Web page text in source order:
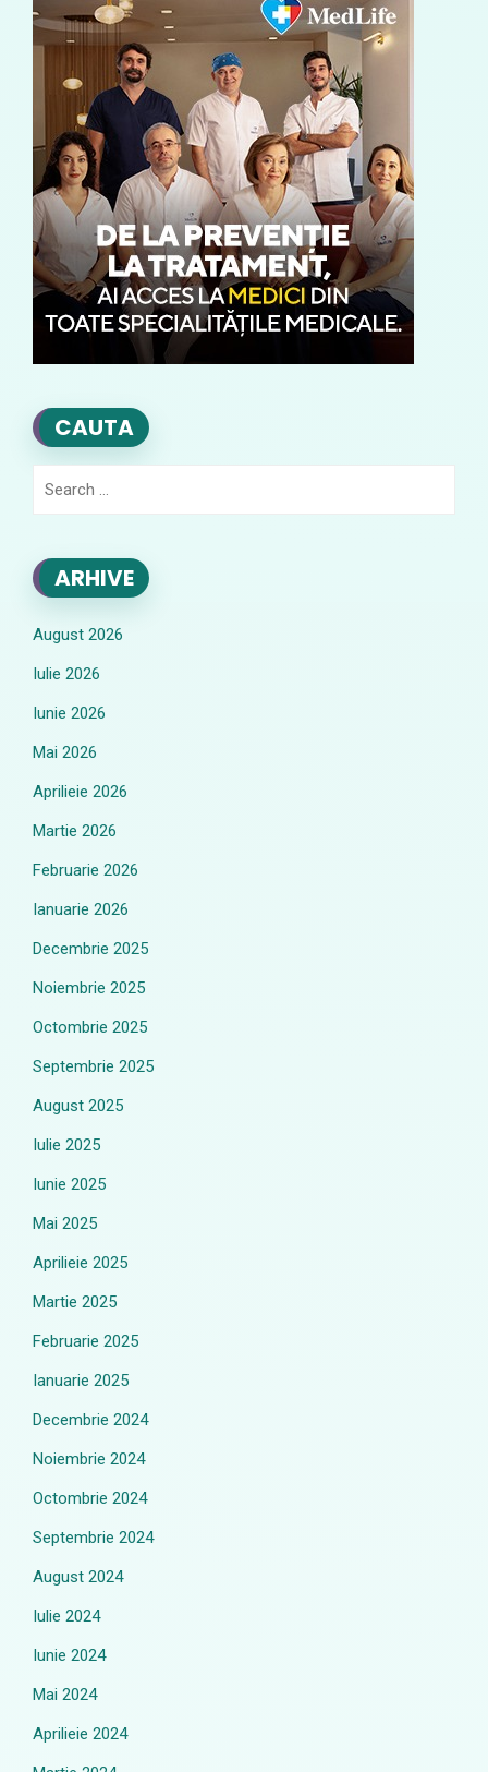
CAUTA
ARHIVE
August 2026
Iulie 2026
Iunie 2026
Mai 2026
Aprilieie 2026
Martie 2026
Februarie 2026
Ianuarie 2026
Decembrie 2025
Noiembrie 2025
Octombrie 2025
Septembrie 2025
August 2025
Iulie 2025
Iunie 2025
Mai 2025
Aprilieie 2025
Martie 2025
Februarie 2025
Ianuarie 2025
Decembrie 2024
Noiembrie 2024
Octombrie 2024
Septembrie 2024
August 2024
Iulie 2024
Iunie 2024
Mai 2024
Aprilieie 2024